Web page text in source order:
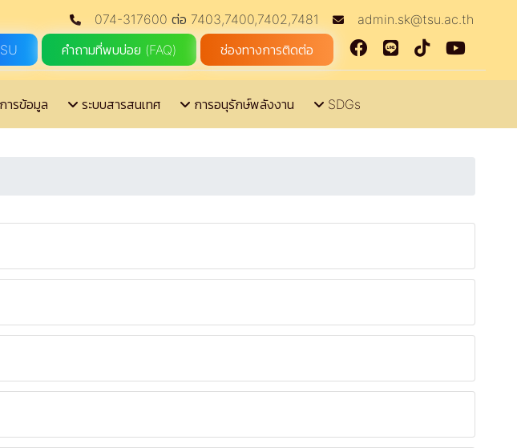
074-317600 ต่อ 7403,7400,7402,7481
admin.sk@tsu.ac.th
คำถามที่พบบ่อย (FAQ) ช่องทางการติดต่อ
ารข้อมูล ระบบสารสนเทศ การอนุรักษ์พลังงาน SDGs